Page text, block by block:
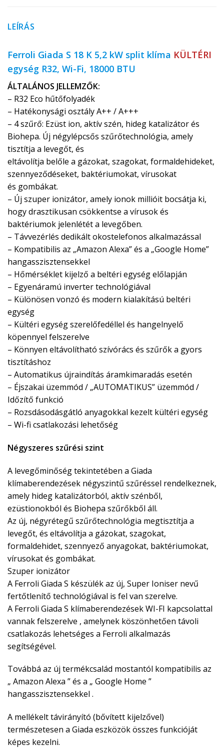
LEÍRÁS
Ferroli Giada S 18 K 5,2 kW split klíma KÜLTÉRI
egység R32, Wi-Fi, 18000 BTU
ÁLTALÁNOS JELLEMZŐK:
– R32 Eco hűtőfolyadék
– Hatékonysági osztály A++ / A+++
– 4 szűrő: Ezüst ion, aktív szén, hideg katalizátor és
Biohepa. Új négylépcsős szűrőtechnológia, amely
tisztítja a levegőt, és
eltávolítja belőle a gázokat, szagokat, formaldehideket,
szennyeződéseket, baktériumokat, vírusokat
és gombákat.
– Új szuper ionizátor, amely ionok millióit bocsátja ki,
hogy drasztikusan csökkentse a vírusok és
baktériumok jelenlétét a levegőben.
– Távvezérlés dedikált okostelefonos alkalmazással
– Kompatibilis az „Amazon Alexa” és a „Google Home”
hangasszisztensekkel
– Hőmérséklet kijelző a beltéri egység előlapján
– Egyenáramú inverter technológiával
– Különösen vonzó és modern kialakítású beltéri
egység
– Kültéri egység szerelőfedéllel és hangelnyelő
köpennyel felszerelve
– Könnyen eltávolítható szívórács és szűrők a gyors
tisztításhoz
– Automatikus újraindítás áramkimaradás esetén
– Éjszakai üzemmód / „AUTOMATIKUS” üzemmód /
Időzítő funkció
– Rozsdásodásgátló anyagokkal kezelt kültéri egység
– Wi-fi csatlakozási lehetőség
Négyszeres szűrési szint
A levegőminőség tekintetében a Giada
klímaberendezések négyszintű szűréssel rendelkeznek,
amely hideg katalizátorból, aktív szénből,
ezüstionokból és Biohepa szűrőkből áll.
Az új, négyrétegű szűrőtechnológia megtisztítja a
levegőt, és eltávolítja a gázokat, szagokat,
formaldehidet, szennyező anyagokat, baktériumokat,
vírusokat és gombákat.
Szuper ionizátor
A Ferroli Giada S készülék az új, Super Ioniser nevű
fertőtlenítő technológiával is fel van szerelve.
A Ferroli Giada S klímaberendezések WI-FI kapcsolattal
vannak felszerelve , amelynek köszönhetően távoli
csatlakozás lehetséges a Ferroli alkalmazás
segítségével.
Továbbá az új termékcsalád mostantól kompatibilis az
„ Amazon Alexa ” és a „ Google Home ”
hangasszisztensekkel .
A mellékelt távirányító (bővített kijelzővel)
természetesen a Giada eszközök összes funkcióját
képes kezelni.